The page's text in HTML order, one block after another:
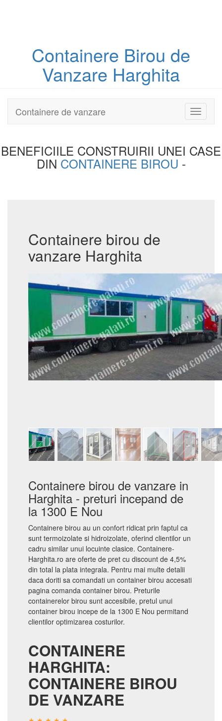
Containere Birou de
Vanzare Harghita
Toggle
Containere de vanzare
BENEFICIILE CONSTRUIRII UNEI CASE
DIN CONTAINERE BIROU -
Containere birou de
vanzare Harghita
Containere birou de vanzare in
Harghita - preturi incepand de
la 1300 E Nou
Containere birou au un confort ridicat prin faptul ca
sunt termoizolate si hidroizolate, oferind clientilor un
cadru similar unui locuinte clasice. Containere-
Harghita.ro are oferte de pret cu discount de 4,5%
din total la plata integrala. Pentru mai multe detalii
daca doriti sa comandati un container birou accesati
pagina comanda container birou. Preturile
containerelor birou sunt accesibile, pretul unui
container birou incepe de la 1300 E Nou permitand
clientilor optimizarea costurilor.
CONTAINERE
HARGHITA:
CONTAINERE BIROU
DE VANZARE